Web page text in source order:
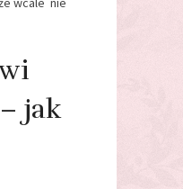
jak